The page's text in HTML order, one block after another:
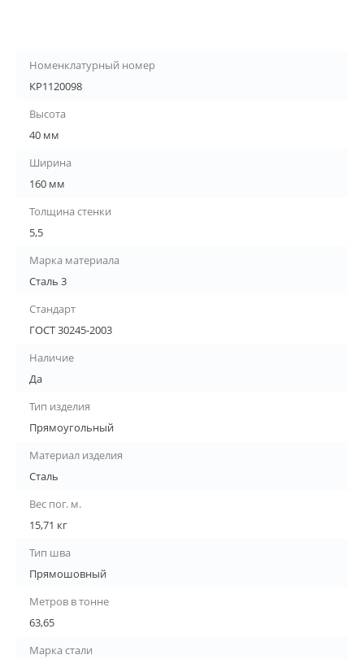
Номенклатурный номер
КР1120098
Высота
40 мм
Ширина
160 мм
Толщина стенки
5,5
Марка материала
Сталь 3
Стандарт
ГОСТ 30245-2003
Наличие
Да
Тип изделия
Прямоугольный
Материал изделия
Сталь
Вес пог. м.
15,71 кг
Тип шва
Прямошовный
Метров в тонне
63,65
Марка стали